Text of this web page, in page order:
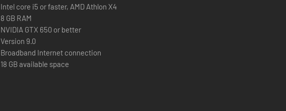
Intel core i5 or faster, AMD Athlon X4
8 GB RAM
NVIDIA GTX 650 or better
Version 9.0
Broadband Internet connection
18 GB available space